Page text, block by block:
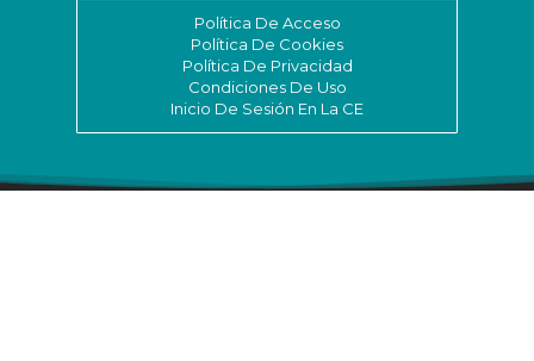
ASSITEJ Sakartvelo
ASSITEJ Senegal
Política De Acceso
Política De Cookies
Política De Privacidad
Condiciones De Uso
Inicio De Sesión En La CE